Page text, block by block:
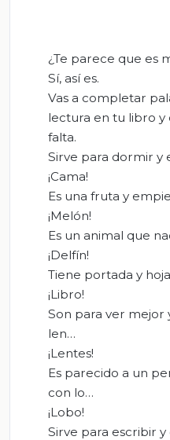
¿Te parece que es
Sí, así es.
Vas a completar
lectura en tu libro y
falta.
Sirve para dormir y
¡Cama!
Es una fruta y
¡Melón!
Es un animal que
¡Delfín!
Tiene portada y
¡Libro!
Son para ver mejor
len…
¡Lentes!
Es parecido a un
con lo…
¡Lobo!
Sirve para escribir